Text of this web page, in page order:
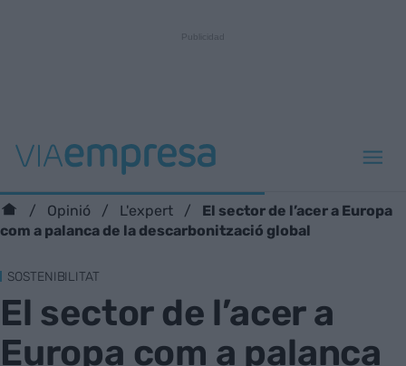
Opinió L'expert
El sector de l’acer a Europa
com a palanca de la descarbonització global
SOSTENIBILITAT
El sector de l’acer a
Europa com a palanca